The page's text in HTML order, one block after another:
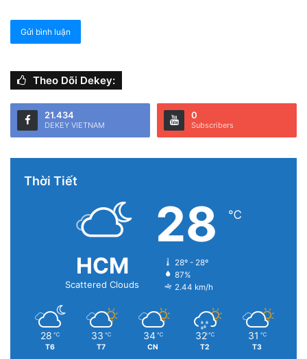
Tại “Quyền riêng tư” chọn “Dịch vụ định vị”
Theo Dõi Dekey:
21.434
DEKEY VIETNAM
0
Subscribers
Thời Tiết
HCM
Scattered Clouds
28 ℃
28º - 28º
87%
2.44 km/h
28 ℃
T6
33 ℃
T7
34 ℃
CN
32 ℃
T2
31 ℃
T3